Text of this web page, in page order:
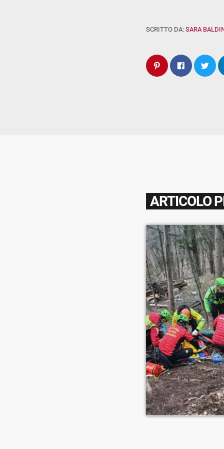
SCRITTO DA: SARA
ARTICOLO